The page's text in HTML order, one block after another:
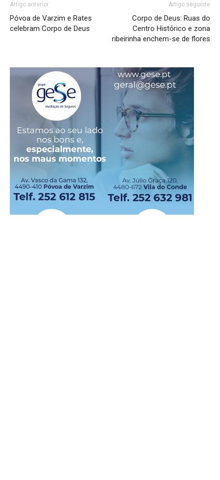
Artigo anterior
Póvoa de Varzim e Rates
celebram Corpo de Deus
Artigo seguinte
Corpo de Deus: Ruas do
Centro Histórico e zona
ribeirinha enchem-se de flores